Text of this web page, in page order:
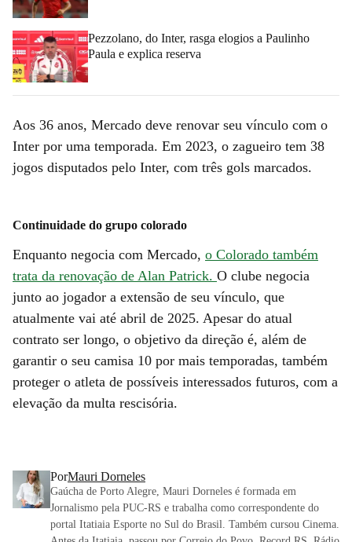
Pezzolano, do Inter, rasga elogios a Paulinho
Paula e explica reserva
Aos 36 anos, Mercado deve renovar seu vínculo com o
Inter por uma temporada. Em 2023, o zagueiro tem 38
jogos disputados pelo Inter, com três gols marcados.
Continuidade do grupo colorado
Enquanto negocia com Mercado, o Colorado também
trata da renovação de Alan Patrick. O clube negocia
junto ao jogador a extensão de seu vínculo, que
atualmente vai até abril de 2025. Apesar do atual
contrato ser longo, o objetivo da direção é, além de
garantir o seu camisa 10 por mais temporadas, também
proteger o atleta de possíveis interessados futuros, com a
elevação da multa rescisória.
PorMauri Dorneles
Gaúcha de Porto Alegre, Mauri Dorneles é formada em
Jornalismo pela PUC-RS e trabalha como correspondente do
portal Itatiaia Esporte no Sul do Brasil. Também cursou Cinema.